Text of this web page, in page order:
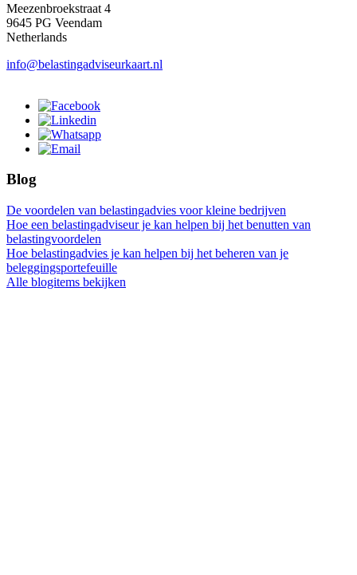
Meezenbroekstraat 4
9645 PG Veendam
Netherlands
info@belastingadviseurkaart.nl
Blog
De voordelen van belastingadvies voor kleine bedrijven
Hoe een belastingadviseur je kan helpen bij het benutten van
belastingvoordelen
Hoe belastingadvies je kan helpen bij het beheren van je
beleggingsportefeuille
Alle blogitems bekijken